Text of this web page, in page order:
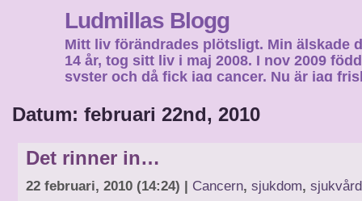
Ludmillas Blogg
Mitt liv förändrades plötsligt. Min älskade
14 år, tog sitt liv i maj 2008. I nov 2009
syster och då fick jag cancer. Nu är jag
Datum: februari 22nd, 2010
Det rinner in…
22 februari, 2010 (14:24) | Cancern, sjukdom, sjukvård